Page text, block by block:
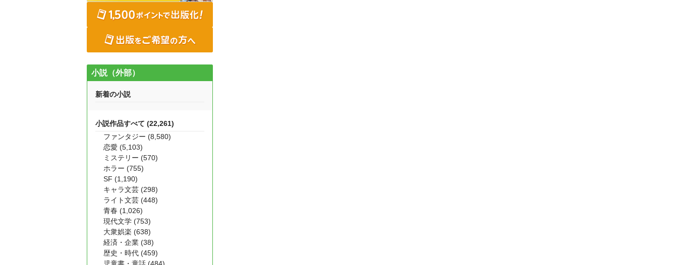
小説（外部）
新着の小説
小説作品すべて (22,261)
ファンタジー (8,580)
恋愛 (5,103)
ミステリー (570)
ホラー (755)
SF (1,190)
キャラ文芸 (298)
ライト文芸 (448)
青春 (1,026)
現代文学 (753)
大衆娯楽 (638)
経済・企業 (38)
歴史・時代 (459)